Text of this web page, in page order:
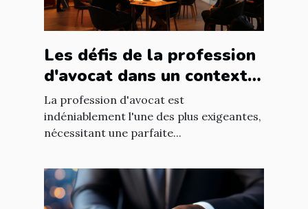
Les défis de la profession
d'avocat dans un contexte
international à Nantes
La profession d'avocat est
indéniablement l'une des plus exigeantes,
nécessitant une parfaite...